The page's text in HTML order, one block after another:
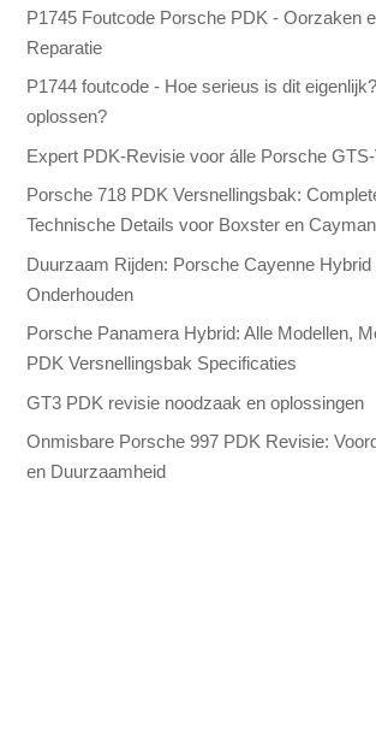
P1745 Foutcode Porsche PDK - Oorzaken
Reparatie
P1744 foutcode - Hoe serieus is dit
oplossen?
Expert PDK-Revisie voor álle Porsche
Porsche 718 PDK Versnellingsbak:
Technische Details voor Boxster en Cayman
Duurzaam Rijden: Porsche Cayenne Hybrid
Onderhouden
Porsche Panamera Hybrid: Alle Modellen,
PDK Versnellingsbak Specificaties
GT3 PDK revisie noodzaak en oplossingen
Onmisbare Porsche 997 PDK Revisie:
en Duurzaamheid